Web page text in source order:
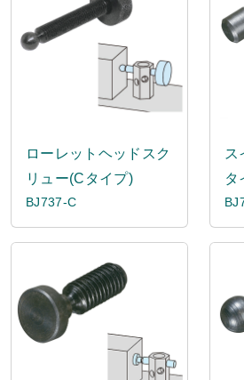
ローレットヘッドスク
リュー(Cタイプ)
BJ737-C
ス
タ